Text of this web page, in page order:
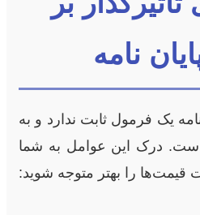
نامه
یک فرمول ثابت ندارد و به
درک این عوامل به شما
قیمت‌ها را بهتر متوجه شوید: